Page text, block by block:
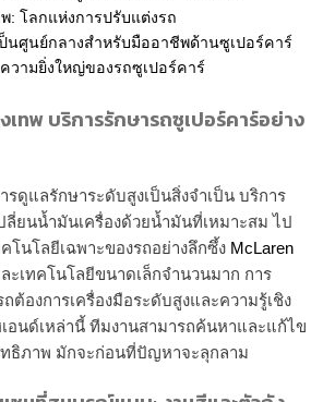
: โลกแห่งการปรับแต่งรถ
ป็นศูนย์กลางสำหรับมืออาชีพด้านซูเปอร์คาร์
วามยิ่งใหญ่ของรถซูเปอร์คาร์
เทพบริการรักษารถซูเปอร์คาร์อย่าง
รดูแลรักษาระดับสูงเป็นสิ่งจำเป็น บริการ
ยนน้ำมันเครื่องด้วยน้ำมันที่เหมาะสม ไป
โนโลยีเฉพาะของรถอย่างลึกซึ้ง McLaren
เทคโนโลยีขนาดเล็กจำนวนมาก การ
ถต้องการเครื่องมือระดับสูงและความรู้เชิง
เอนด์เหล่านี้ ทีมงานสามารถค้นหาและแก้ไข
ธิภาพ มักจะก่อนที่ปัญหาจะลุกลาม